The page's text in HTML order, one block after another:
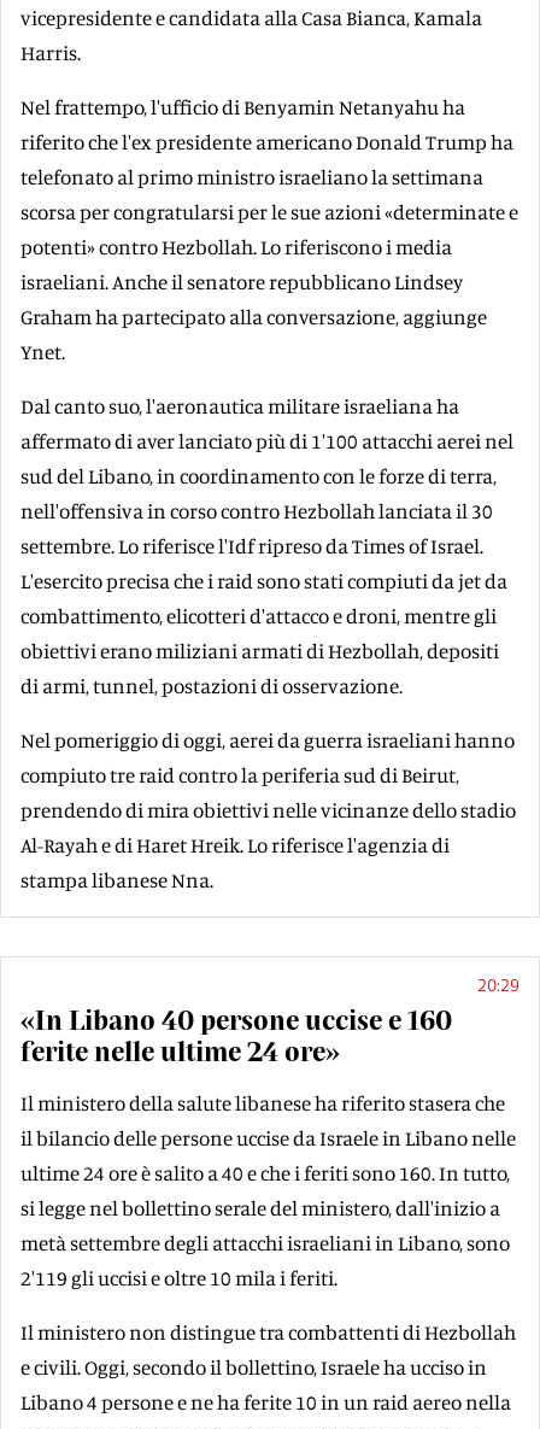
vicepresidente e candidata alla Casa Bianca, Kamala
Harris.
Nel frattempo, l'ufficio di Benyamin Netanyahu ha
riferito che l'ex presidente americano Donald Trump ha
telefonato al primo ministro israeliano la settimana
scorsa per congratularsi per le sue azioni «determinate e
potenti» contro Hezbollah. Lo riferiscono i media
israeliani. Anche il senatore repubblicano Lindsey
Graham ha partecipato alla conversazione, aggiunge
Ynet.
Dal canto suo, l'aeronautica militare israeliana ha
affermato di aver lanciato più di 1'100 attacchi aerei nel
sud del Libano, in coordinamento con le forze di terra,
nell'offensiva in corso contro Hezbollah lanciata il 30
settembre. Lo riferisce l'Idf ripreso da Times of Israel.
L'esercito precisa che i raid sono stati compiuti da jet da
combattimento, elicotteri d'attacco e droni, mentre gli
obiettivi erano miliziani armati di Hezbollah, depositi
di armi, tunnel, postazioni di osservazione.
Nel pomeriggio di oggi, aerei da guerra israeliani hanno
compiuto tre raid contro la periferia sud di Beirut,
prendendo di mira obiettivi nelle vicinanze dello stadio
Al-Rayah e di Haret Hreik. Lo riferisce l'agenzia di
stampa libanese Nna.
20:29
«In Libano 40 persone uccise e 160
ferite nelle ultime 24 ore»
Il ministero della salute libanese ha riferito stasera che
il bilancio delle persone uccise da Israele in Libano nelle
ultime 24 ore è salito a 40 e che i feriti sono 160. In tutto,
si legge nel bollettino serale del ministero, dall'inizio a
metà settembre degli attacchi israeliani in Libano, sono
2'119 gli uccisi e oltre 10 mila i feriti.
Il ministero non distingue tra combattenti di Hezbollah
e civili. Oggi, secondo il bollettino, Israele ha ucciso in
Libano 4 persone e ne ha ferite 10 in un raid aereo nella